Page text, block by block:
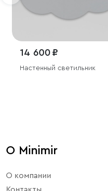
14 600 ₽
Настенный светильник
О Minimir
О компании
Контакты